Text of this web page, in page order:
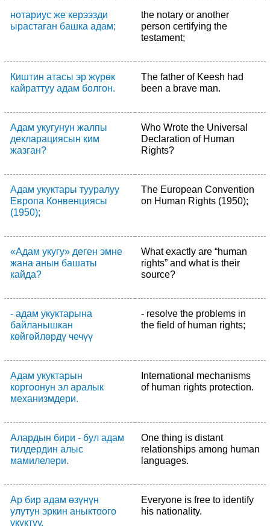
нотариус же керээзди
ырастаган башка адам;
the notary or another
person certifying the
testament;
Киштин атасы эр жүрөк
кайраттуу адам болгон.
The father of Keesh had
been a brave man.
Адам укугунун жалпы
декларациясын ким
жазган?
Who Wrote the Universal
Declaration of Human
Rights?
Адам укуктары тууралуу
Европа Конвенциясы
(1950);
The European Convention
on Human Rights (1950);
«Адам укугу» деген эмне
жана анын башаты
кайда?
What exactly are “human
rights” and what is their
source?
- адам укуктарына
байланышкан
көйгөйлөрдү чечүү
- resolve the problems in
the field of human rights;
Адам укуктарын
коргоонун эл аралык
механизмдери.
International mechanisms
of human rights protection.
Алардын бири - бул адам
тилдердин алыс
мамилелери.
One thing is distant
relationships among human
languages.
Ар бир адам өзүнүн
улутун эркин аныктоого
укуктуу.
Everyone is free to identify
his nationality.